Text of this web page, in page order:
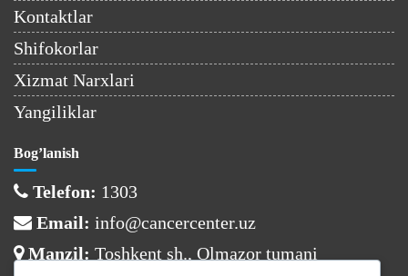
Kontaktlar
Shifokorlar
Xizmat Narxlari
Yangiliklar
Bog’lanish
Telefon: 1303
Email: info@cancercenter.uz
Manzil: Toshkent sh., Olmazor tumani